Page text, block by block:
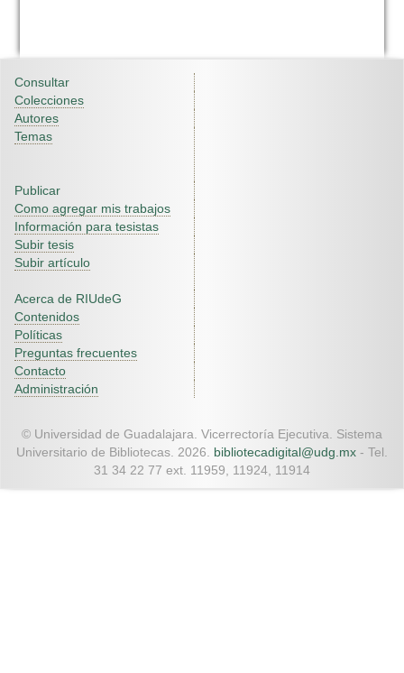
Consultar
Colecciones
Autores
Temas
Publicar
Como agregar mis trabajos
Información para tesistas
Subir tesis
Subir artículo
Acerca de RIUdeG
Contenidos
Políticas
Preguntas frecuentes
Contacto
Administración
© Universidad de Guadalajara. Vicerrectoría Ejecutiva. Sistema
Universitario de Bibliotecas. 2026. bibliotecadigital@udg.mx - Tel.
31 34 22 77 ext. 11959, 11924, 11914